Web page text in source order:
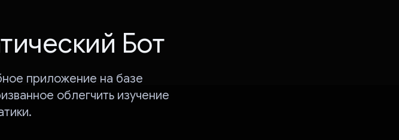
Бот
приложение на базе
облегчить изучение